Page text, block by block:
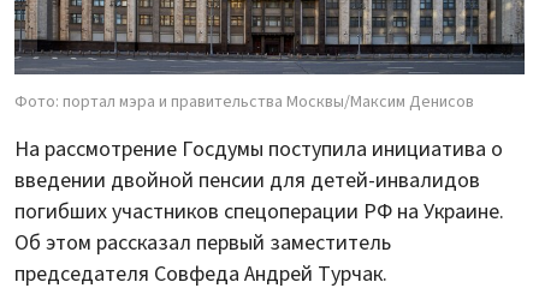
Фото: портал мэра и правительства Москвы/Максим Денисов
На рассмотрение Госдумы поступила инициатива о
введении двойной пенсии для детей-инвалидов
погибших участников спецоперации РФ на Украине.
Об этом рассказал первый заместитель
председателя Совфеда Андрей Турчак.